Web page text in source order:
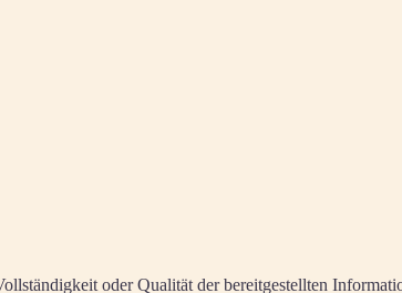
oder Qualität der bereitgestellten